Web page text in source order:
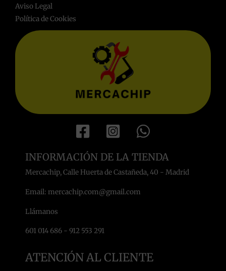
Aviso Legal
Política de Cookies
INFORMACIÓN DE LA TIENDA
Mercachip, Calle Huerta de Castañeda, 40 - Madrid
Email: mercachip.com@gmail.com
Llámanos
601 014 686 - 912 553 291
ATENCIÓN AL CLIENTE